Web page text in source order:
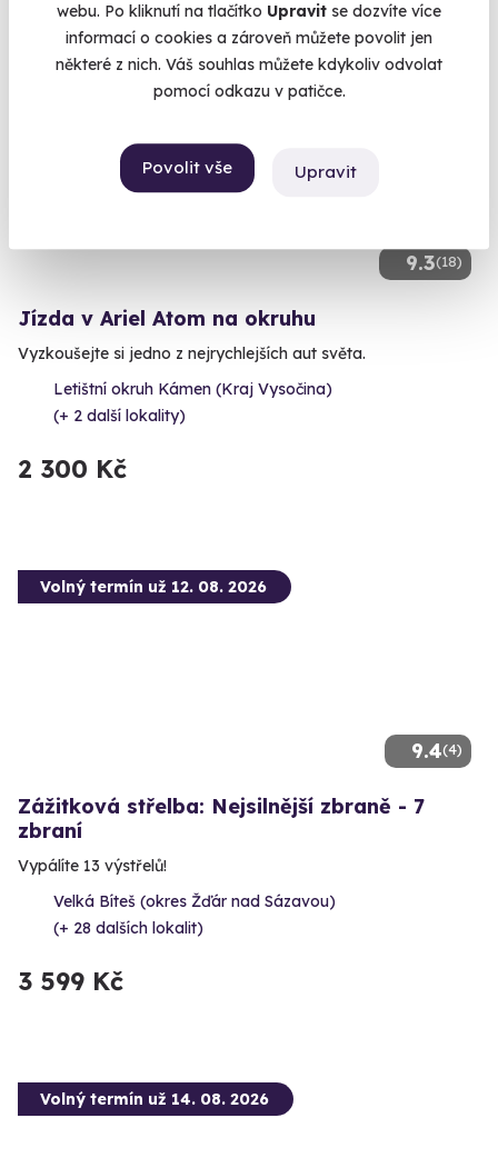
webu. Po kliknutí na tlačítko Upravit se dozvíte více
informací o cookies a zároveň můžete povolit jen
některé z nich. Váš souhlas můžete kdykoliv odvolat
pomocí odkazu v patičce.
Povolit vše Upravit
9.3(18)
Volný termín už 09. 08. 2026
Jízda v Ariel Atom na okruhu
Vyzkoušejte si jedno z nejrychlejších aut světa.
Letištní okruh Kámen (Kraj Vysočina)
(+ 2 další lokality)
2 300 Kč
9.4(4)
Volný termín už 12. 08. 2026
Zážitková střelba: Nejsilnější zbraně - 7
zbraní
Vypálíte 13 výstřelů!
Velká Bíteš (okres Žďár nad Sázavou)
(+ 28 dalších lokalit)
3 599 Kč
Volný termín už 14. 08. 2026